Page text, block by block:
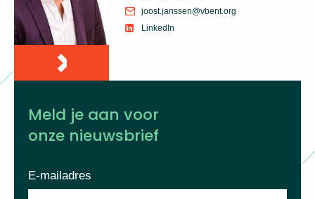
joost.janssen@vbent.org
LinkedIn
Meld je aan voor
onze nieuwsbrief
E-mailadres